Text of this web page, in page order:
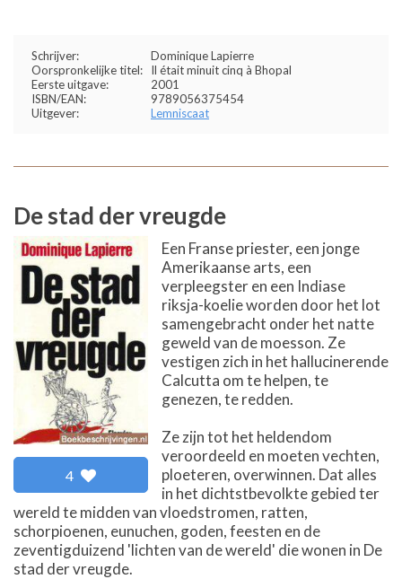
Schrijver:
Dominique Lapierre
Oorspronkelijke titel:
Il était minuit cinq à Bhopal
Eerste uitgave:
2001
ISBN/EAN:
9789056375454
Uitgever:
Lemniscaat
De stad der vreugde
4
Een Franse priester, een jonge
Amerikaanse arts, een
verpleegster en een Indiase
riksja-koelie worden door het lot
samengebracht onder het natte
geweld van de moesson. Ze
vestigen zich in het hallucinerende
Calcutta om te helpen, te
genezen, te redden.
Ze zijn tot het heldendom
veroordeeld en moeten vechten,
ploeteren, overwinnen. Dat alles
in het dichtstbevolkte gebied ter
wereld te midden van vloedstromen, ratten,
schorpioenen, eunuchen, goden, feesten en de
zeventigduizend 'lichten van de wereld' die wonen in De
stad der vreugde.